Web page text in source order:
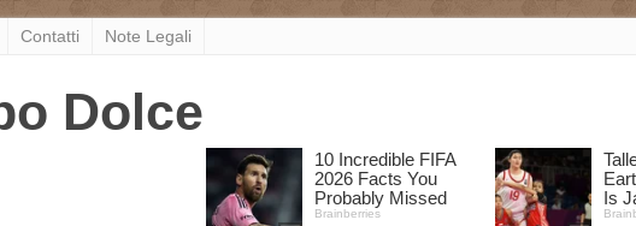
Contatti Note Legali